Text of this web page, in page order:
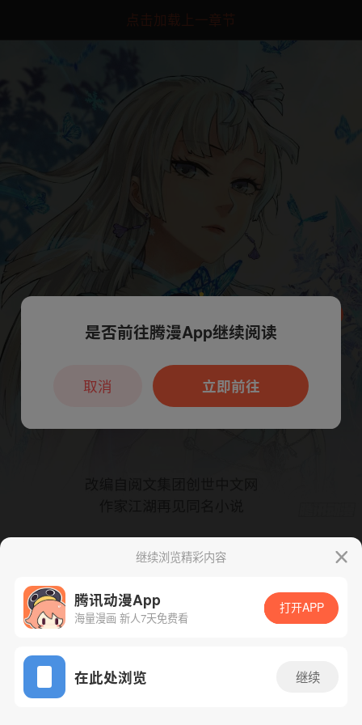
点击加载上一章节
App免费看
腾漫App免费看
继续浏览精彩内容
腾讯动漫App
海量漫画 新人7天免费看
打开APP
在此处浏览 继续
本章节仅支持App阅读，可打开App新用
户7天免费看
是否前往腾漫App继续阅读
立即前往
取消